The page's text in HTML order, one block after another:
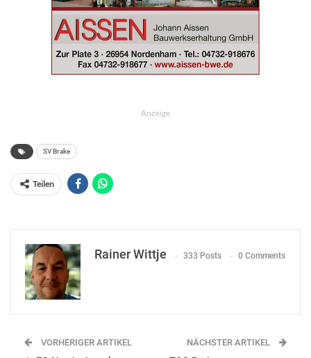
Anzeige
SV Brake
Teilen
Rainer Wittje 333 Posts 0 Comments
VORHERIGER ARTIKEL NÄCHSTER ARTIKEL